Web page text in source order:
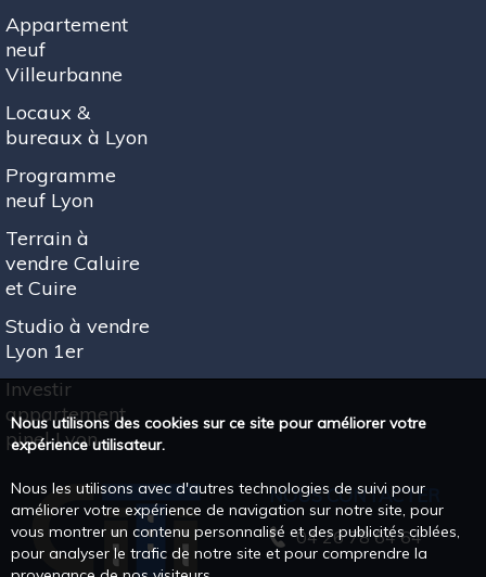
Appartement
neuf
Villeurbanne
Locaux &
bureaux à Lyon
Programme
neuf Lyon
Terrain à
vendre Caluire
et Cuire
Studio à vendre
Lyon 1er
Investir
appartement
pinel Lyon
NOUS CONTACTER
04 26 78 64 64
Nous utilisons des cookies sur ce site pour améliorer votre
expérience utilisateur.
Nous les utilisons avec d'autres technologies de suivi pour
améliorer votre expérience de navigation sur notre site, pour
vous montrer un contenu personnalisé et des publicités ciblées,
pour analyser le trafic de notre site et pour comprendre la